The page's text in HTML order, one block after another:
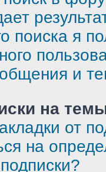
поиска я
и
на
от
на